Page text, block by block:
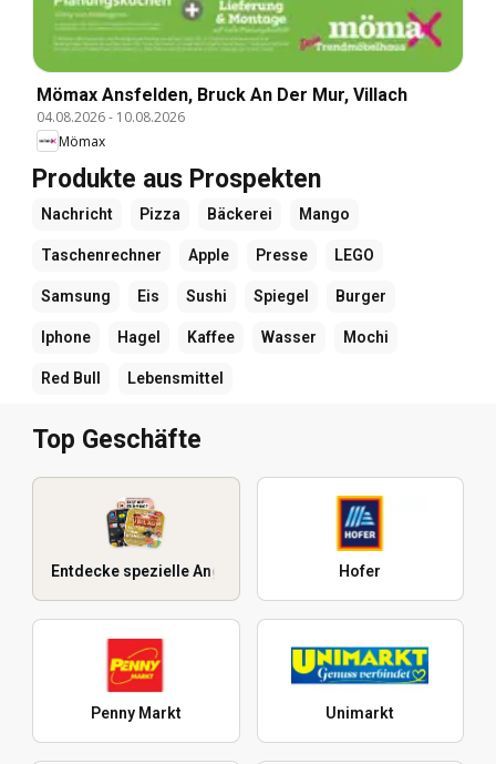
Mömax Ansfelden, Bruck An Der Mur, Villach
04.08.2026- 10.08.2026
Mömax
Produkte aus Prospekten
Nachricht Pizza Bäckerei Mango
Taschenrechner Apple Presse LEGO
Samsung Eis Sushi Spiegel Burger
Iphone Hagel Kaffee Wasser Mochi
Red Bull Lebensmittel
Top Geschäfte
Entdecke spezielle Angebote Hofer
Penny Markt Unimarkt